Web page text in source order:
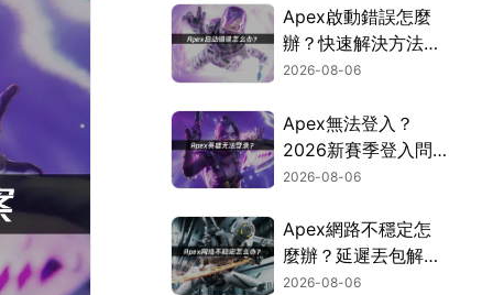
Apex啟動錯誤怎麼
辦？快速解決方法完
整指南！
2026-08-06
Apex無法登入？
2026新賽季登入問
題解決指南！
2026-08-06
Apex網路不穩定怎
麼辦？延遲丟包解決
全攻略！
2026-08-06